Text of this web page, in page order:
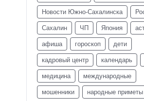
Новости Южно-Сахалинска
Сахалин ЧП Япония
афиша гороскоп дети
кадровый центр календарь
медицина международные
мошенники народные приметы